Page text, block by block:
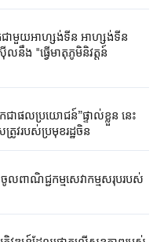
ជាមួយអាហ្សង់ទីន ​អាហ្សង់ទីន
ស៊ីលនឹង​ "​ធ្វើមាតុភូមិនិវត្តន៍​
ផលប្រយោជន៍”ផ្ទាល់ខ្លួន នេះ
វរបស់ប្រមុខរដ្ឋចិន
ពាណិជ្ជកម្មសេវាកម្មសរុបរបស់